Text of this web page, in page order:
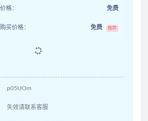
格： 免费
买价格： 免费 推荐
p05UOm
失效请联系客服